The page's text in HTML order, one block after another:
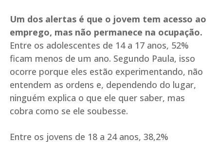
Um dos alertas é que o jovem tem acesso ao
emprego, mas não permanece na ocupação.
Entre os adolescentes de 14 a 17 anos, 52%
ficam menos de um ano. Segundo Paula, isso
ocorre porque eles estão experimentando, não
entendem as ordens e, dependendo do lugar,
ninguém explica o que ele quer saber, mas
cobra como se ele soubesse.
Entre os jovens de 18 a 24 anos, 38,2%